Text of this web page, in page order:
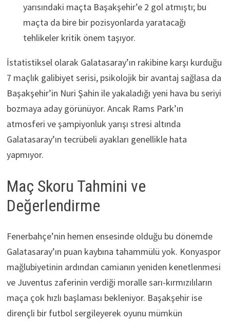
yarısındaki maçta Başakşehir’e 2 gol atmıştı; bu
maçta da bire bir pozisyonlarda yaratacağı
tehlikeler kritik önem taşıyor.
İstatistiksel olarak Galatasaray’ın rakibine karşı kurduğu
7 maçlık galibiyet serisi, psikolojik bir avantaj sağlasa da
Başakşehir’in Nuri Şahin ile yakaladığı yeni hava bu seriyi
bozmaya aday görünüyor. Ancak Rams Park’ın
atmosferi ve şampiyonluk yarışı stresi altında
Galatasaray’ın tecrübeli ayakları genellikle hata
yapmıyor.
Maç Skoru Tahmini ve
Değerlendirme
Fenerbahçe’nin hemen ensesinde olduğu bu dönemde
Galatasaray’ın puan kaybına tahammülü yok. Konyaspor
mağlubiyetinin ardından camianın yeniden kenetlenmesi
ve Juventus zaferinin verdiği moralle sarı-kırmızılıların
maça çok hızlı başlaması bekleniyor. Başakşehir ise
dirençli bir futbol sergileyerek oyunu mümkün